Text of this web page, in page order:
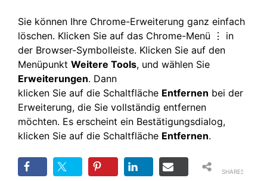
Sie können Ihre Chrome-Erweiterung ganz einfach
löschen. Klicken Sie auf das Chrome-Menü ⋮ in
der Browser-Symbolleiste. Klicken Sie auf den
Menüpunkt Weitere Tools, und wählen Sie
Erweiterungen. Dann
klicken Sie auf die Schaltfläche Entfernen bei der
Erweiterung, die Sie vollständig entfernen
möchten. Es erscheint ein Bestätigungsdialog,
klicken Sie auf die Schaltfläche Entfernen.
SHARES